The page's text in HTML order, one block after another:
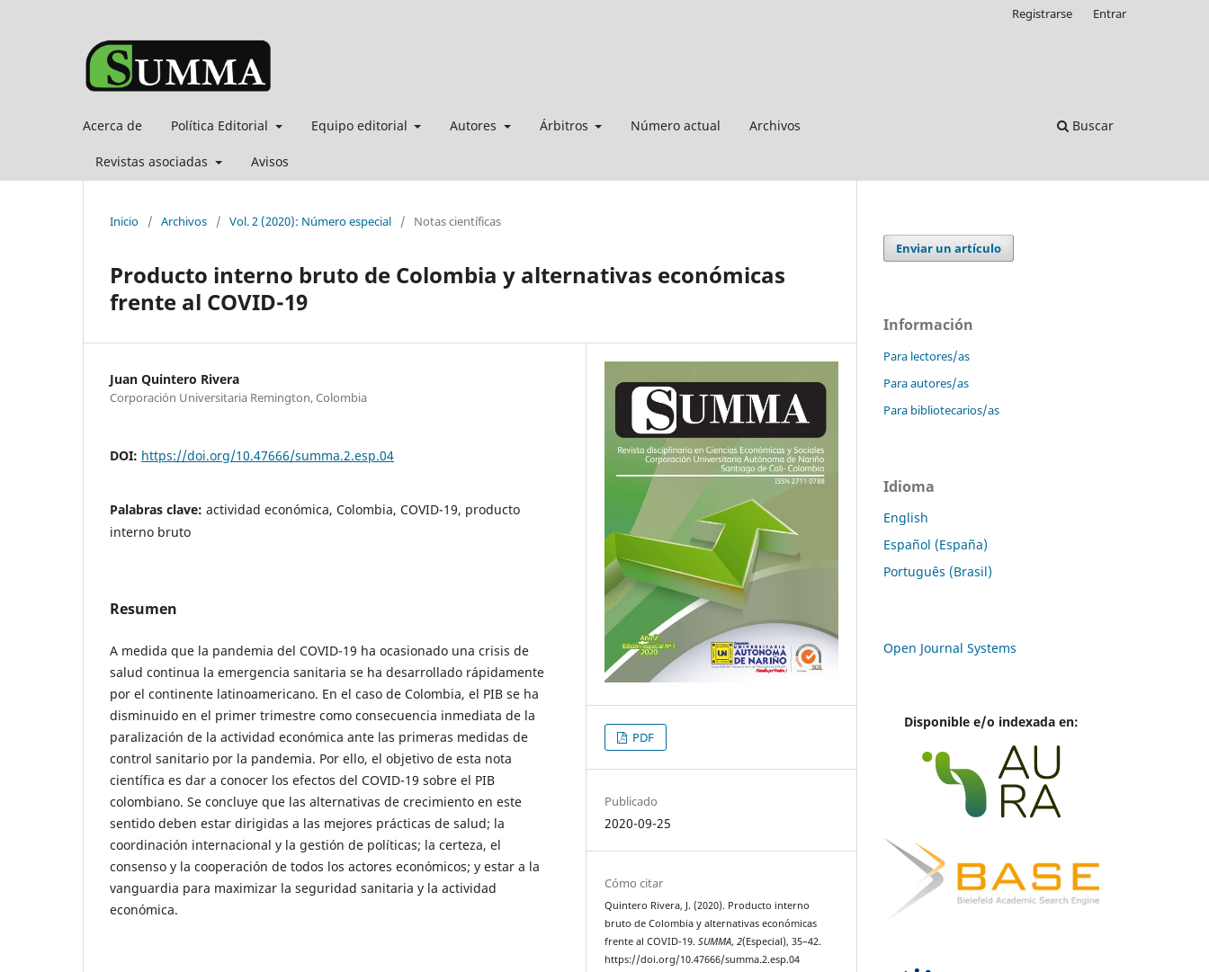
Acerca de Política Editorial Equipo editorial Autores Árbitros Número actual Archivos
Revistas asociadas Avisos
Buscar
Registrarse Entrar
Inicio / Archivos / Vol. 2 (2020): Número especial / Notas científicas
Producto interno bruto de Colombia y alternativas económicas
frente al COVID-19
Juan Quintero Rivera
Corporación Universitaria Remington, Colombia
DOI: https://doi.org/10.47666/summa.2.esp.04
Palabras clave: actividad económica, Colombia, COVID-19, producto
interno bruto
Resumen
A medida que la pandemia del COVID-19 ha ocasionado una crisis de
salud continua la emergencia sanitaria se ha desarrollado rápidamente
por el continente latinoamericano. En el caso de Colombia, el PIB se ha
disminuido en el primer trimestre como consecuencia inmediata de la
paralización de la actividad económica ante las primeras medidas de
control sanitario por la pandemia. Por ello, el objetivo de esta nota
científica es dar a conocer los efectos del COVID-19 sobre el PIB
colombiano. Se concluye que las alternativas de crecimiento en este
sentido deben estar dirigidas a las mejores prácticas de salud; la
coordinación internacional y la gestión de políticas; la certeza, el
consenso y la cooperación de todos los actores económicos; y estar a la
vanguardia para maximizar la seguridad sanitaria y la actividad
económica.
PDF
Publicado
2020-09-25
Cómo citar
Quintero Rivera, J. (2020). Producto interno
bruto de Colombia y alternativas económicas
frente al COVID-19.SUMMA,2(Especial), 35–42.
https://doi.org/10.47666/summa.2.esp.04
Enviar un artículo
Información
Para lectores/as
Para autores/as
Para bibliotecarios/as
Idioma
English
Español (España)
Português (Brasil)
Open Journal Systems
Disponible e/o indexada en: